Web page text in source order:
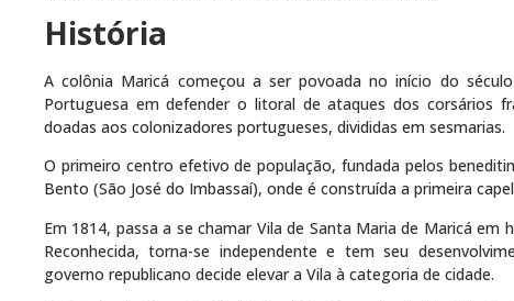
História
A colônia Maricá começou a ser povoada no início do
Portuguesa em defender o litoral de ataques dos corsários
doadas aos colonizadores portugueses, divididas em sesmarias.
O primeiro centro efetivo de população, fundada pelos
Bento (São José do Imbassaí), onde é construída a primeira
Em 1814, passa a se chamar Vila de Santa Maria de Maricá
Reconhecida, torna-se independente e tem seu
governo republicano decide elevar a Vila à categoria de cidade.